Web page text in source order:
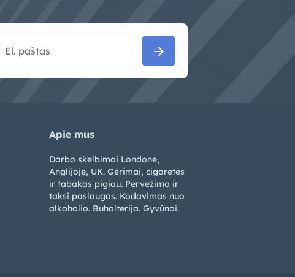
arrow_forward
Apie mus
Darbo skelbimai Londone,
Anglijoje, UK. Gėrimai, cigaretės
ir tabakas pigiau. Pervežimo ir
taksi paslaugos. Kodavimas nuo
alkoholio. Buhalterija. Gyvūnai.